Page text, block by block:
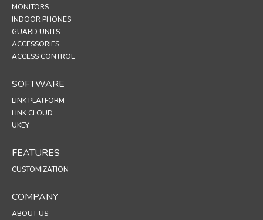
MONITORS
INDOOR PHONES
GUARD UNITS
ACCESSORIES
ACCESS CONTROL
SOFTWARE
LINK PLATFORM
LINK CLOUD
UKEY
FEATURES
CUSTOMIZATION
COMPANY
ABOUT US